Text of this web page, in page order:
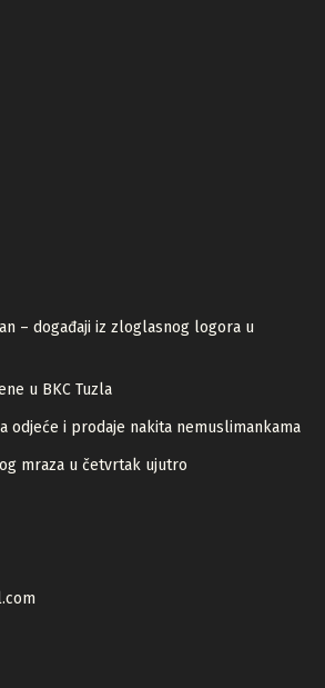
– događaji iz zloglasnog logora u
u BKC Tuzla
odjeće i prodaje nakita nemuslimankama
mraza u četvrtak ujutro